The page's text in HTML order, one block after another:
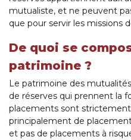
mutualiste, et ne peuvent
que pour servir les missions
De quoi se
patrimoine ?
Le patrimoine des
de réserves qui prennent la
placements sont strictement
principalement de
et pas de placements à